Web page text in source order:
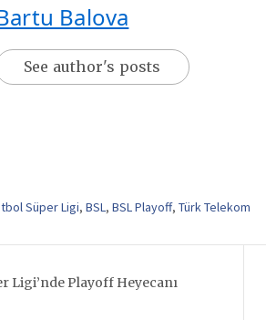
Balova
See author's posts
Süper Ligi, BSL, BSL Playoff, Türk Telekom
Ligi’nde Playoff Heyecanı